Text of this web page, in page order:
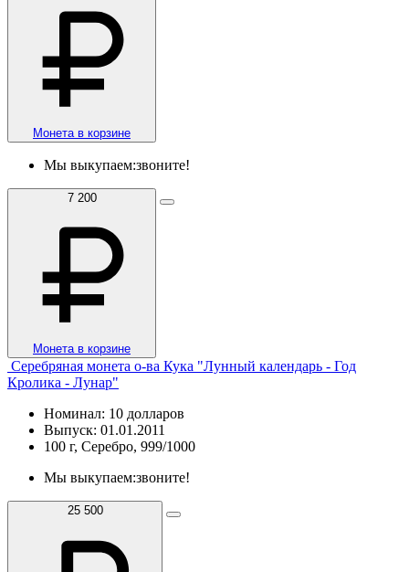
Монета в корзине
Мы выкупаем:звоните!
7 200
Монета в корзине
Серебряная монета о-ва Кука "Лунный календарь - Год
Кролика - Лунар"
Номинал: 10 долларов
Выпуск: 01.01.2011
100 г, Серебро, 999/1000
Мы выкупаем:звоните!
25 500